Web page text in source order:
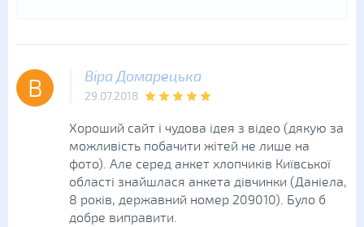
В Віра Домарецька
29.07.2018
Хороший сайт і чудова ідея з відео (дякую за
можливість побачити жітей не лише на
фото). Але серед анкет хлопчиків Київської
області знайшлася анкета дівчинки (Даніела,
8 років, державний номер 209010). Було б
добре виправити.